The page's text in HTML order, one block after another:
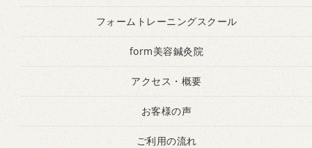
フォームトレーニングスクール
form美容鍼灸院
アクセス・概要
お客様の声
ご利用の流れ